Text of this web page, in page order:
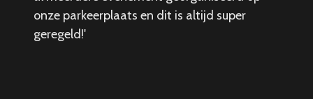
onze parkeerplaats en dit is altijd super
geregeld!'